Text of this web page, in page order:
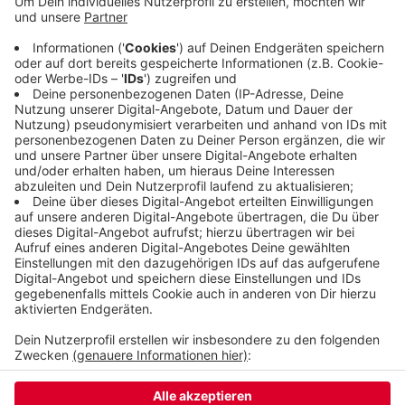
Gleichzeitig beklagt sie, dass die Ideologie der
Nazis nicht verschwunden ist. Es sei unerträglich,
wenn heute wieder Naziparolen gebrüllt werden
und Menschen wegen ihrer Herkunft oder Religion
verächtlich gemacht oder bedroht werden, sagt
Linken-Fraktionschef Gerd-Peter Zielezinski.
Veröffentlicht:Donnerstag, 15.04.2021 13:24
Anzeige
Anzeige